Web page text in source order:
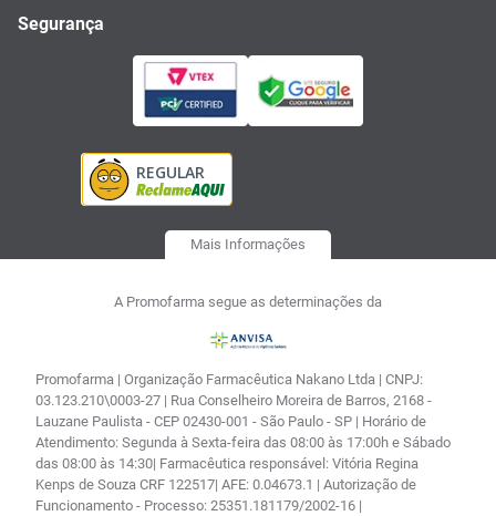
Segurança
Mais Informações
A Promofarma segue as determinações da
Promofarma | Organização Farmacêutica Nakano Ltda | CNPJ:
03.123.210\0003-27 | Rua Conselheiro Moreira de Barros, 2168 -
Lauzane Paulista - CEP 02430-001 - São Paulo - SP | Horário de
Atendimento: Segunda à Sexta-feira das 08:00 às 17:00h e Sábado
das 08:00 às 14:30| Farmacêutica responsável: Vitória Regina
Kenps de Souza CRF 122517| AFE: 0.04673.1 | Autorização de
Funcionamento - Processo: 25351.181179/2002-16 |